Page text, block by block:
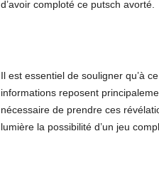
d’avoir comploté ce putsch avorté.
Il est essentiel de souligner qu’à
informations reposent
nécessaire de prendre ces
lumière la possibilité d’un jeu